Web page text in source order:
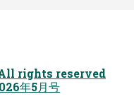
rights reserved
年5⽉号